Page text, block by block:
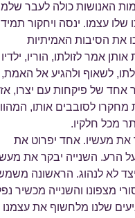
האנושות כולה לעבר
שלו עצמו. ינסה ויחקור תמיד
את הסיבות האמיתיות
אמר לזולתו, הוריו, ילדיו
לשאוף ולהגיע אל
אחד של פיקחות עם יצרו, אז
מחקרו לסובבים אותו,
מכל חלקיו.
מעשיו. אחד יפרוט את
הרע. השנייה יבקר את
לא לנהוג. הראשונה
מצפונו והשנייה מכשיר
שלנו מלחשוף את עצמנו